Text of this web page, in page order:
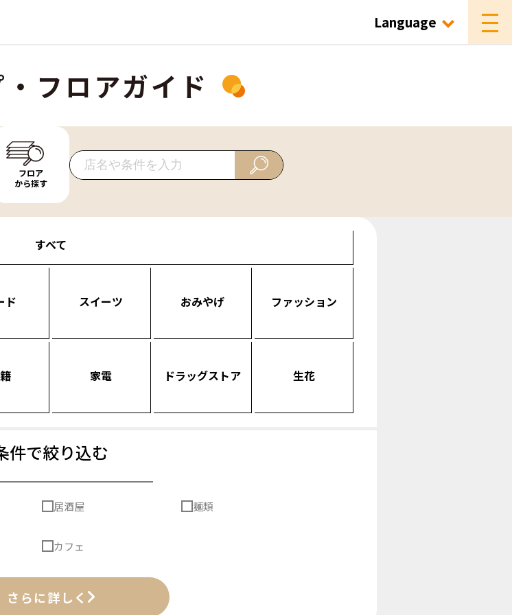
Language
フロアガイド
フロア
から探す
すべて
ド スイーツ おみやげ ファッション
家電 ドラッグストア 生花
件で絞り込む
居酒屋 麺類
カフェ
さらに詳しく